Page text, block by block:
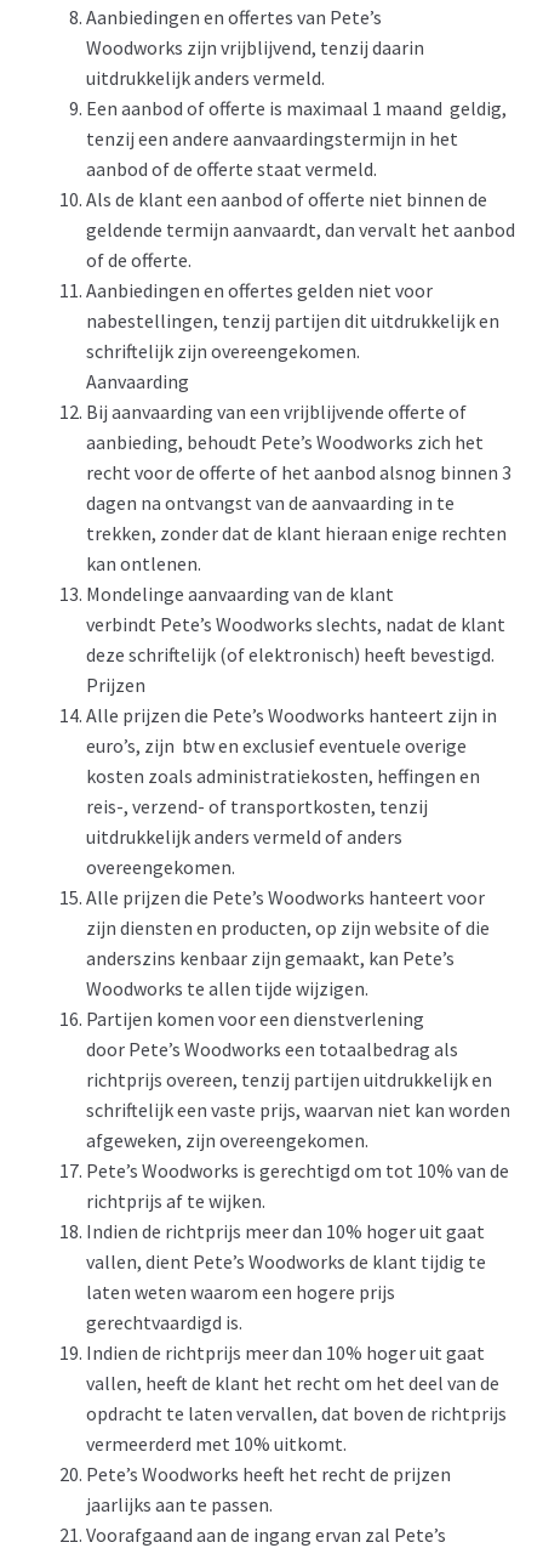
Aanbiedingen en offertes van Pete’s
Woodworks zijn vrijblijvend, tenzij daarin
uitdrukkelijk anders vermeld.
Een aanbod of offerte is maximaal 1 maand geldig,
tenzij een andere aanvaardingstermijn in het
aanbod of de offerte staat vermeld.
Als de klant een aanbod of offerte niet binnen de
geldende termijn aanvaardt, dan vervalt het aanbod
of de offerte.
Aanbiedingen en offertes gelden niet voor
nabestellingen, tenzij partijen dit uitdrukkelijk en
schriftelijk zijn overeengekomen.
Aanvaarding
Bij aanvaarding van een vrijblijvende offerte of
aanbieding, behoudt Pete’s Woodworks zich het
recht voor de offerte of het aanbod alsnog binnen 3
dagen na ontvangst van de aanvaarding in te
trekken, zonder dat de klant hieraan enige rechten
kan ontlenen.
Mondelinge aanvaarding van de klant
verbindt Pete’s Woodworks slechts, nadat de klant
deze schriftelijk (of elektronisch) heeft bevestigd.
Prijzen
Alle prijzen die Pete’s Woodworks hanteert zijn in
euro’s, zijn btw en exclusief eventuele overige
kosten zoals administratiekosten, heffingen en
reis-, verzend- of transportkosten, tenzij
uitdrukkelijk anders vermeld of anders
overeengekomen.
Alle prijzen die Pete’s Woodworks hanteert voor
zijn diensten en producten, op zijn website of die
anderszins kenbaar zijn gemaakt, kan Pete’s
Woodworks te allen tijde wijzigen.
Partijen komen voor een dienstverlening
door Pete’s Woodworks een totaalbedrag als
richtprijs overeen, tenzij partijen uitdrukkelijk en
schriftelijk een vaste prijs, waarvan niet kan worden
afgeweken, zijn overeengekomen.
Pete’s Woodworks is gerechtigd om tot 10% van de
richtprijs af te wijken.
Indien de richtprijs meer dan 10% hoger uit gaat
vallen, dient Pete’s Woodworks de klant tijdig te
laten weten waarom een hogere prijs
gerechtvaardigd is.
Indien de richtprijs meer dan 10% hoger uit gaat
vallen, heeft de klant het recht om het deel van de
opdracht te laten vervallen, dat boven de richtprijs
vermeerderd met 10% uitkomt.
Pete’s Woodworks heeft het recht de prijzen
jaarlijks aan te passen.
Voorafgaand aan de ingang ervan zal Pete’s